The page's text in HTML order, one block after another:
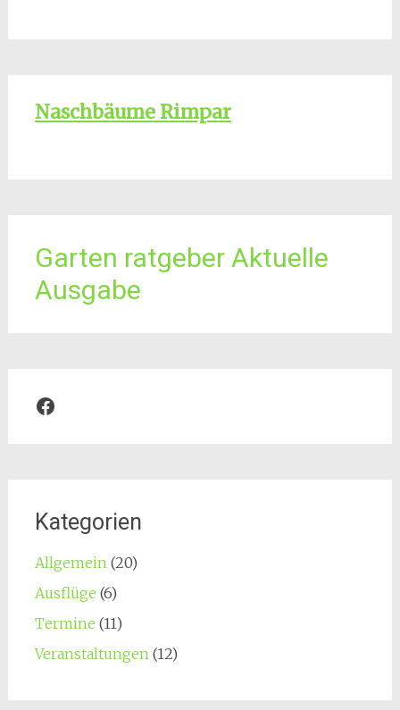
Naschbäume Rimpar
Garten ratgeber Aktuelle
Ausgabe
Facebook
Kategorien
Allgemein(20)
Ausflüge (6)
Termine (11)
Veranstaltungen(12)